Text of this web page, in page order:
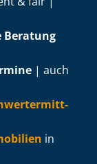
Beratung
| auch
in